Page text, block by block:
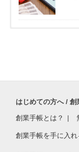
はじめての方へ / 創
創業手帳とは？
創業手帳を手に入れ